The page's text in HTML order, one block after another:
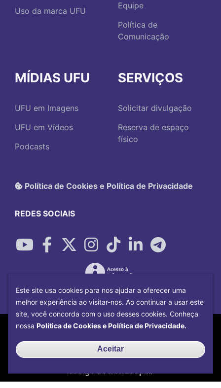
Uso da marca UFU
Equipe
Política de
Comunicação
MÍDIAS UFU
UFU em Imagens
UFU em Vídeos
Podcasts
SERVIÇOS
Solicitar divulgação
Reserva de espaço
físico
Política de Cookies e Política de Privacidade
REDES SOCIAIS
Copyright©2026Universidade Federal
Centro de Tecnologia da
Informação e Comunicaçãocom o CMS de
código aberto
Drupal
Este site usa cookies para nos ajudar a oferecer uma
melhor experiência ao visitar-nos. Ao continuar a usar este
site, você concorda com o uso desses cookies. Conheça
nossa Política de Cookies e Política de Privacidade.
Aceitar